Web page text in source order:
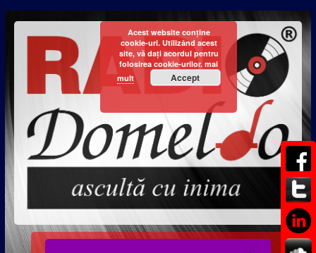
Acest website conține
cookie-uri. Utilizând acest
site, vă dați acordul pentru
folosirea cookie-urilor. mai
mult
Accept